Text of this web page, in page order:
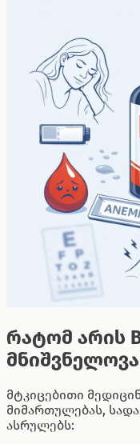
რატომ არის
მტკიცებითი
მიმართულებას,
ასრულებს: